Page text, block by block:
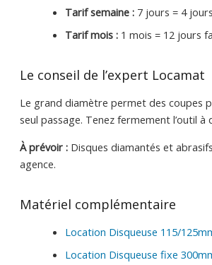
Tarif semaine :7 jours = 4
Tarif mois :1 mois = 12 jours
Le conseil de l’expert Locamat
Le grand diamètre permet des coupes
seul passage. Tenez fermement l’outil à
À prévoir :Disques diamantés et
agence.
Matériel complémentaire
Location Disqueuse 115/
Location Disqueuse fixe